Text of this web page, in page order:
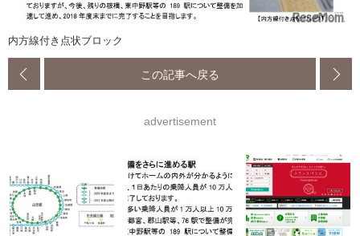
内方線付き点状ブロック
この記事へ戻る
advertisement